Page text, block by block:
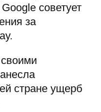
советует
за
стране ущерб